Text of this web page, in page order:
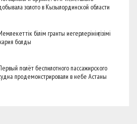
золото в Кызылординской области
білім гранты иегерлерінің тізімі
болды
полёт беспилотного пассажирского
продемонстрировали в небе Астаны